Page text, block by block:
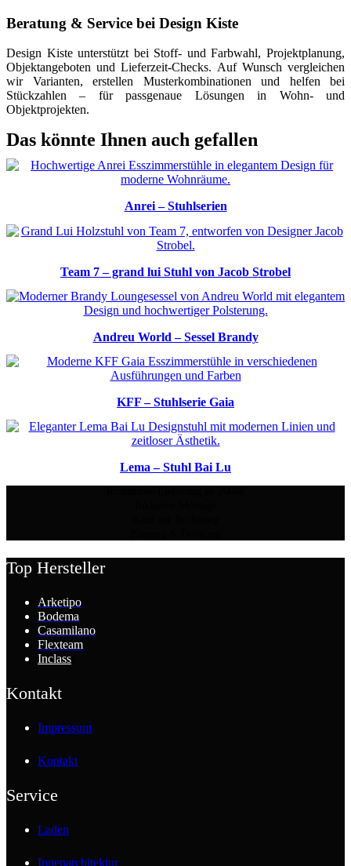
Beratung & Service bei Design Kiste
Design Kiste unterstützt bei Stoff- und Farbwahl, Projektplanung,
Objektangeboten und Lieferzeit-Checks. Auf Wunsch vergleichen
wir Varianten, erstellen Musterkombinationen und helfen bei
Stückzahlen – für passgenaue Lösungen in Wohn- und
Objektprojekten.
Das könnte Ihnen auch gefallen
Anrei – Stuhlserien
Team 7 – grand lui Stuhl von Jacob Strobel
Andreu World – Sessel Brandy
KFF – Stuhlserie Gaia
Lema – Stuhl Bai Lu
Top Hersteller
Arketipo
Bodema
Casamilano
Flexteam
Inclass
Kontakt
Impressum
Kontakt
Service
Laden
Innenarchitektur